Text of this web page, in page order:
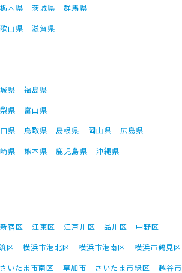
栃木県 茨城県
群馬県
山県
滋賀県
県
福島県
県
富山県
県 鳥取県 島根県 岡山県
広島県
県 熊本県 鹿児島県 沖縄県
新宿区 江東区 江戸川区 品川区
中野区
区 横浜市港北区 横浜市港南区 横浜市鶴見区
さいたま市南区 草加市 さいたま市緑区
越谷市